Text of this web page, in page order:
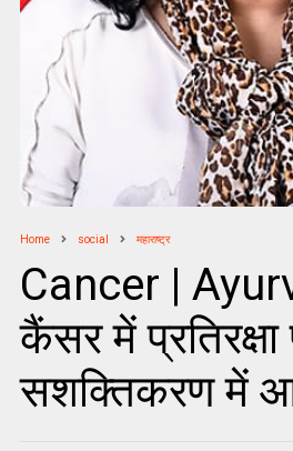
Home social महाराष्ट्र
Cancer |
कैंसर में प्रतिरक्षा
सशक्तिकरण में